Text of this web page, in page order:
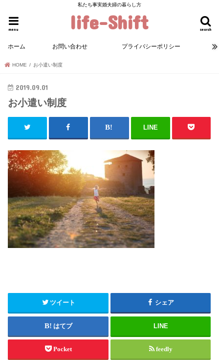
私たち事実婚夫婦の暮らし方
life-Shift search
menu
ホーム お問い合わせ プライバシーポリシー
HOME お小遣い制度
2019.09.01
お小遣い制度
LINE
ツイート シェア
はてブ LINE
Pocket feedly